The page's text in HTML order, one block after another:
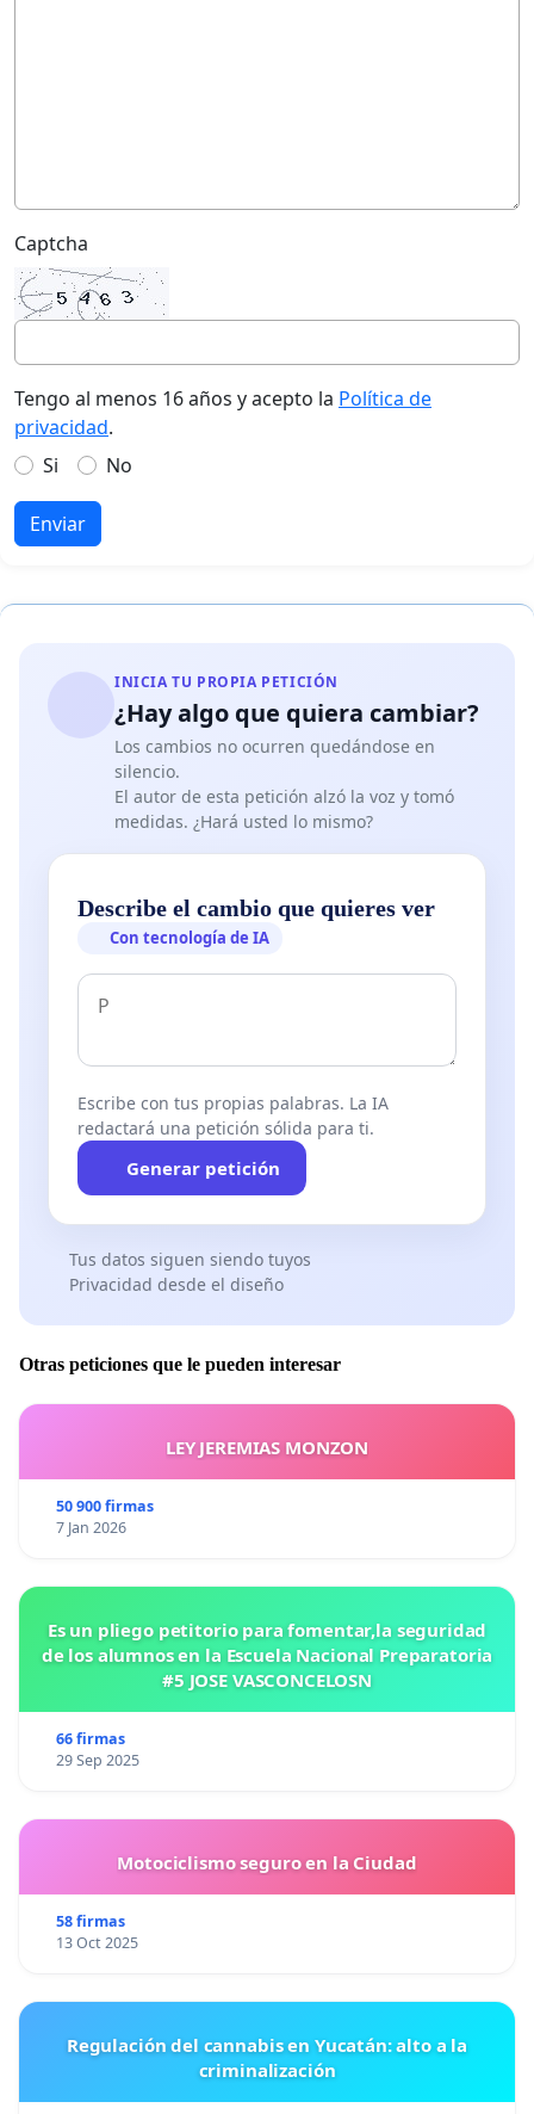
Captcha
Tengo al menos 16 años y acepto la Política de
privacidad.
Si
No
Enviar
INICIA TU PROPIA PETICIÓN
¿Hay algo que quiera cambiar?
Los cambios no ocurren quedándose en
silencio.
El autor de esta petición alzó la voz y tomó
medidas. ¿Hará usted lo mismo?
Describe el cambio que quieres ver
Con tecnología de IA
Escribe con tus propias palabras. La IA
redactará una petición sólida para ti.
Generar petición
Tus datos siguen siendo tuyos
Privacidad desde el diseño
Otras peticiones que le pueden interesar
LEY JEREMIAS MONZON
50 900 firmas
7 Jan 2026
Es un pliego petitorio para fomentar,la seguridad
de los alumnos en la Escuela Nacional Preparatoria
#5 JOSE VASCONCELOSN
66 firmas
29 Sep 2025
Motociclismo seguro en la Ciudad
58 firmas
13 Oct 2025
Regulación del cannabis en Yucatán: alto a la
criminalización